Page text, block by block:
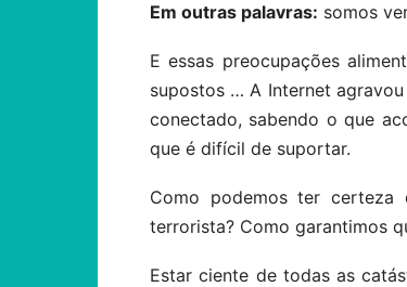
Em outras palavras: somos
E essas preocupações
supostos … A Internet
conectado, sabendo o que
que é difícil de suportar.
Como podemos ter certeza
terrorista? Como garantimos
Estar ciente de todas as